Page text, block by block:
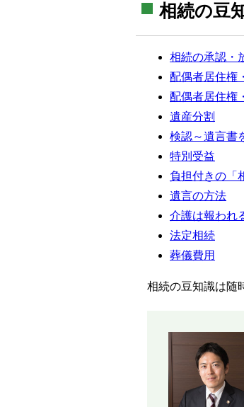
相続の豆
相続の承認・
配偶者居住権
配偶者居住権
遺産分割
検認～遺言書
特別受益
負担付きの「
遺言の方法
介護は報われ
法定相続
葬儀費用
相続の豆知識は随